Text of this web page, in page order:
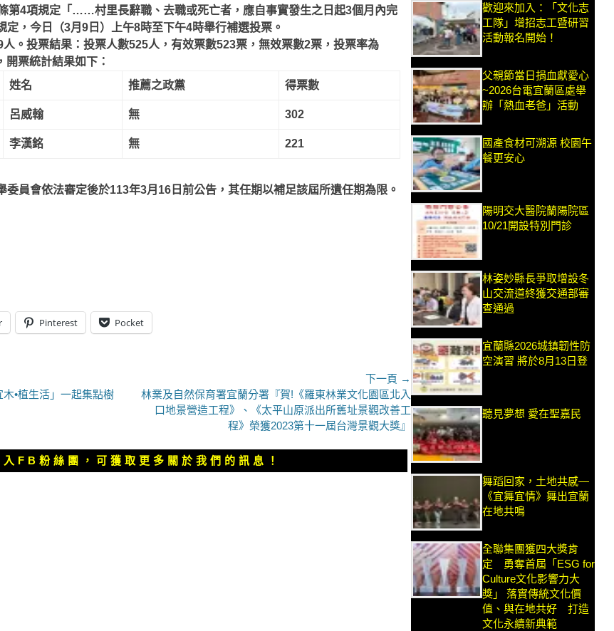
第4項規定「……村里長辭職、去職或死亡者，應自事實發生之日起3個月內完
定，今日（3月 9日）上午8時至下午4時舉行補選投票。
人。投票結果：投票人數525人，有效票數523票，無效票數2票，投票率為
開票統計結果如下：
姓名 推薦之政黨 得票數
呂威翰 無 302
李漢銘 無 221
委員會依法審定後於113年3月 16日前公告，其任期以補足該屆所遺任期為限。
Pinterest Pocket
•植生活」一起集點樹
下一頁 →
下
章：
林業及自然保育署宜蘭分署『賀!《羅東林業文化園區北入
口地景營造工程》、《太平山原派出所舊址景觀改善工
程》榮獲2023第十一屆台灣景觀大獎』
入FB粉絲團，可獲取更多關於我們的訊息！
歡迎來加入：「文化志
工隊」增招志工暨研習
活動報名開始！
父親節當日捐血獻愛心
~2026台電宜蘭區處舉
辦「熱血老爸」活動
國產食材可溯源 校園午
餐更安心
陽明交大醫院蘭陽院區
10/21開設特別門診
林姿妙縣長爭取增設冬
山交流道終獲交通部審
查通過
宜蘭縣2026城鎮韌性防
空演習 將於8月13日登
聽見夢想 愛在聖嘉民
舞蹈回家，土地共感—
《宜舞宜情》舞出宜蘭
在地共鳴
全聯集團獲四大獎肯
定 勇奪首屆「ESG for
Culture文化影響力大
獎」 落實傳統文化價
值、與在地共好 打造
文化永續新典範